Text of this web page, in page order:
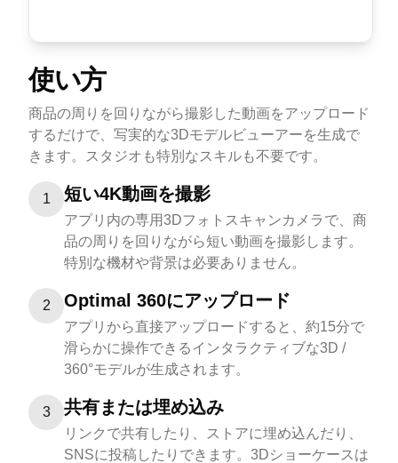
使い方
商品の周りを回りながら撮影した動画をアップロード
するだけで、写実的な3Dモデルビューアーを生成で
きます。スタジオも特別なスキルも不要です。
1 短い4K動画を撮影
アプリ内の専用3Dフォトスキャンカメラで、商
品の周りを回りながら短い動画を撮影します。
特別な機材や背景は必要ありません。
2 Optimal 360にアップロード
アプリから直接アップロードすると、約15分で
滑らかに操作できるインタラクティブな3D /
360°モデルが生成されます。
3 共有または埋め込み
リンクで共有したり、ストアに埋め込んだり、
SNSに投稿したりできます。3Dショーケースは